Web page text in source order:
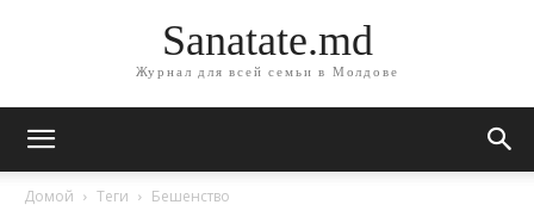
Sanatate.md
Журнал для всей семьи в Молдове
Домой Теги Бешенство